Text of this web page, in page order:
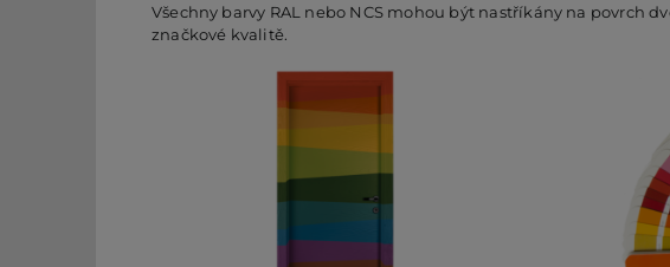
Všechny barvy RAL nebo NCS mohou být nastříkány na povrch
značkové kvalitě.